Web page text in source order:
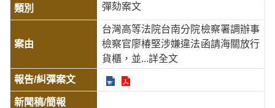
彈劾案文
台灣高等法院台南分院檢察署調辦事
檢察官廖椿堅涉嫌違法函請海關放行
貨櫃，並...詳全文